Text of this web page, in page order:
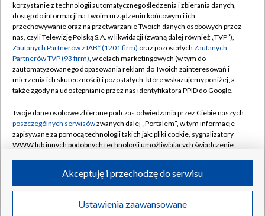
TVP
Abonament TVP
Emisja w TVP
Centrum informacji TVP
Naziemna Telewizja Cyfrowa
Rada Programowa
System NOS
Informacje o nadawcy
Program dla prasy
Regulamin TVP
Polityka prywatności
Moje zgody
Pomoc
Kontakt
Kanały
©2026 Telewizja Polska S.A. w likwidacji
korzystanie z technologii automatycznego śledzenia i zbierania danych,
dostęp do informacji na Twoim urządzeniu końcowym i ich
przechowywanie oraz na przetwarzanie Twoich danych osobowych przez
nas, czyli Telewizję Polską S.A. w likwidacji (zwaną dalej również „TVP”),
Zaufanych Partnerów z IAB* (1201 firm) oraz pozostałych Zaufanych
Partnerów TVP (93 firm), w celach marketingowych (w tym do
zautomatyzowanego dopasowania reklam do Twoich zainteresowań i
mierzenia ich skuteczności) i pozostałych, które wskazujemy poniżej, a
także zgody na udostępnianie przez nas identyfikatora PPID do Google.
Twoje dane osobowe zbierane podczas odwiedzania przez Ciebie naszych
poszczególnych serwisówzwanych dalej „Portalem”, w tym informacje
zapisywane za pomocą technologii takich jak: pliki cookie, sygnalizatory
WWW lub innych podobnych technologii umożliwiających świadczenie
ruchu w Internecie.
Twoje dane osobowe zbierane podczas odwiedzania przez Ciebie
poszczególnych serwisówna Portalu, takie jak adresy IP, identyfikatory
Ustawienia zaawansowane
Akceptuję i przechodzę do serwisu